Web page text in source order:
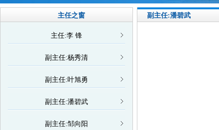
主任之窗
主任:李 锋
副主任:杨秀清
副主任:叶旭勇
副主任:潘碧武
副主任:邹向阳
副主任:潘碧武